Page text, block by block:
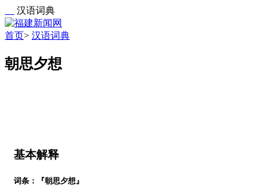
汉语词典
首页> 汉语词典
朝思夕想
基本解释
词条：『朝思夕想』